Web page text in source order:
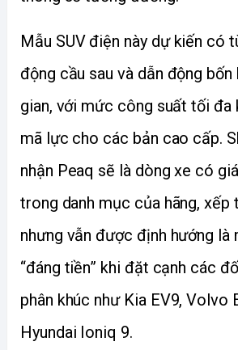
Mẫu SUV điện này dự kiến có
động cầu sau và dẫn động
gian, với mức công suất tối đa
mã lực cho các bản cao cấp.
nhận Peaq sẽ là dòng xe có
trong danh mục của hãng, xếp
nhưng vẫn được định hướng là
“đáng tiền” khi đặt cạnh các
phân khúc như Kia EV9, Volvo
Hyundai Ioniq 9.